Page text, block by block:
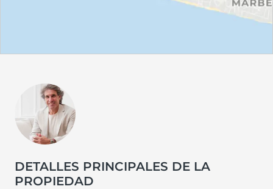
DETALLES PRINCIPALES DE LA
PROPIEDAD